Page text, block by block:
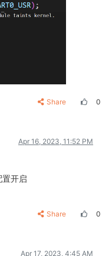
Share 0
Apr 16, 2023, 11:52 PM
开启
Share 0
Apr 17, 2023, 4:45 AM